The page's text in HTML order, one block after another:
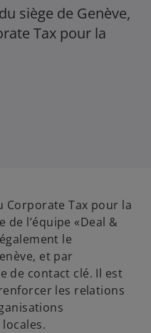
siège de Genève,
Tax pour la
Corporate Tax pour la
de l’équipe «Deal &
le
et par
de contact clé. Il est
les relations